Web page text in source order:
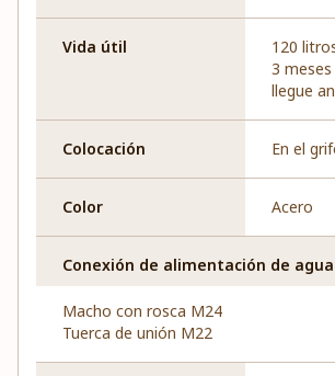
Vida útil
120
3
llegue
Colocación En el
Color Acero
Conexión de alimentación de agua
Macho con rosca M24
Tuerca de unión M22